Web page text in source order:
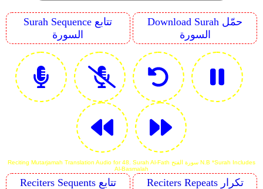
Surah Sequence تتابع
السورة
Download Surah حمّل
السورة
Reciting Mutarjamah Translation Audio for 48. Surah Al-Fath سورة الفتح N.B *Surah Includes
Al-Basmalah
Reciters Sequents تتابع
Reciters Repeats تكرار